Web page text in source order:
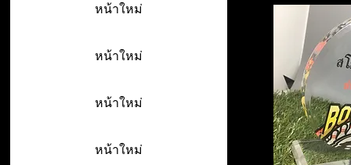
หน้าใหม่
หน้าใหม่
หน้าใหม่
หน้าใหม่